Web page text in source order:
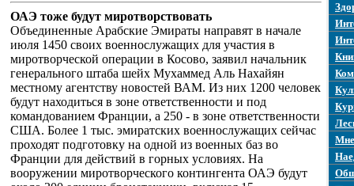
ОАЭ тоже будут миротворствовать
Объединенные Арабские Эмираты направят в начале
июля 1450 своих военнослужащих для участия в
миротворческой операции в Косово, заявил начальник
генерального штаба шейх Мухаммед Аль Нахайян
местному агентству новостей ВАМ. Из них 1200 человек
будут находиться в зоне ответственности и под
командованием Франции, а 250 - в зоне ответственности
США. Более 1 тыс. эмиратских военнослужащих сейчас
проходят подготовку на одной из военных баз во
Франции для действий в горных условиях. На
вооружении миротворческого контингента ОАЭ будут